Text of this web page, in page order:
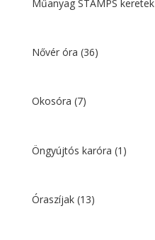
Műanyag STAMPS keretek
Nővér óra (36)
Okosóra (7)
Öngyújtós karóra (1)
Óraszíjak (13)